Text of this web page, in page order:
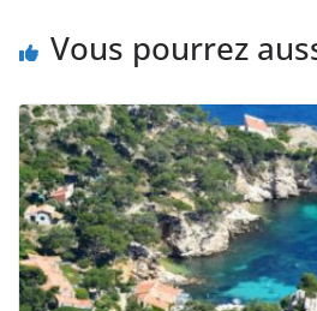
Vous pourrez